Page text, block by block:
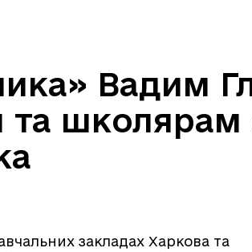
Вадим
та
закладах Харкова та